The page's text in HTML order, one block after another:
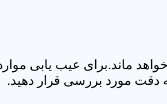
ماند.برای عیب یابی
دقت مورد بررسی قرار دهید.